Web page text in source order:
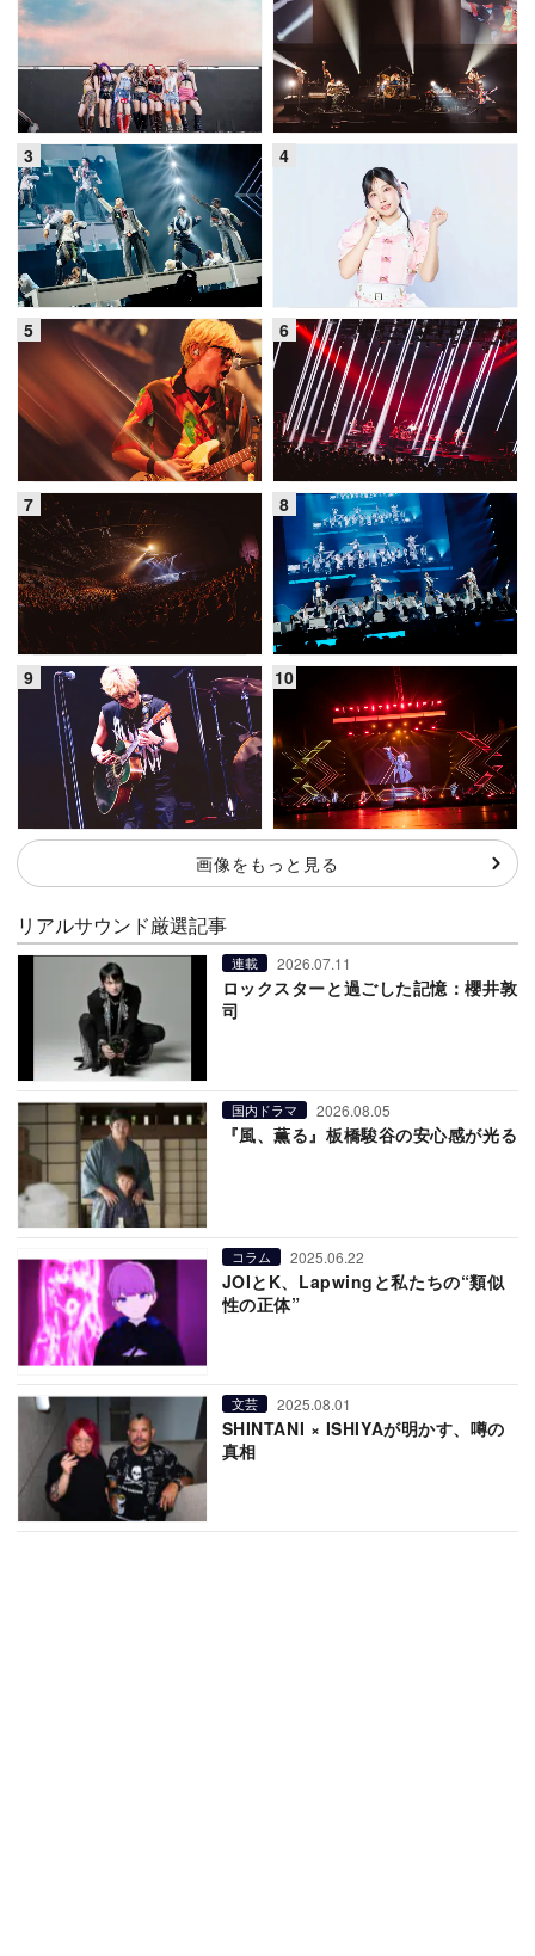
画像をもっと見る
リアルサウンド厳選記事
連載 2026.07.11
ロックスターと過ごした記憶：櫻井敦
司
国内ドラマ 2026.08.05
『風、薫る』板橋駿谷の安心感が光る
コラム 2025.06.22
JOIとK、Lapwingと私たちの“類似
性の正体”
文芸 2025.08.01
SHINTANI × ISHIYAが明かす、噂の
真相